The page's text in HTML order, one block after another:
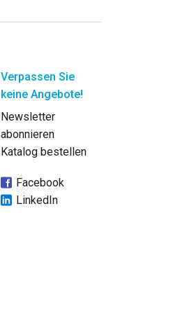
Verpassen Sie
keine Angebote!
Newsletter
abonnieren
Katalog bestellen
Facebook
LinkedIn